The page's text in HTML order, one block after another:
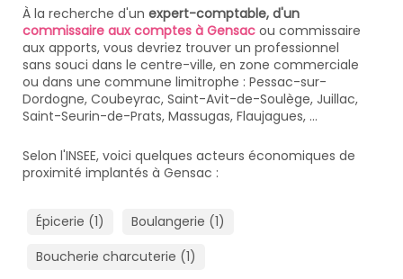
À la recherche d'un expert-comptable, d'un
commissaire aux comptes à Gensac ou commissaire
aux apports, vous devriez trouver un professionnel
sans souci dans le centre-ville, en zone commerciale
ou dans une commune limitrophe : Pessac-sur-
Dordogne, Coubeyrac, Saint-Avit-de-Soulège, Juillac,
Saint-Seurin-de-Prats, Massugas, Flaujagues, ...
Selon l'INSEE, voici quelques acteurs économiques de
proximité implantés à Gensac :
Épicerie (1)
Boulangerie (1)
Boucherie charcuterie (1)